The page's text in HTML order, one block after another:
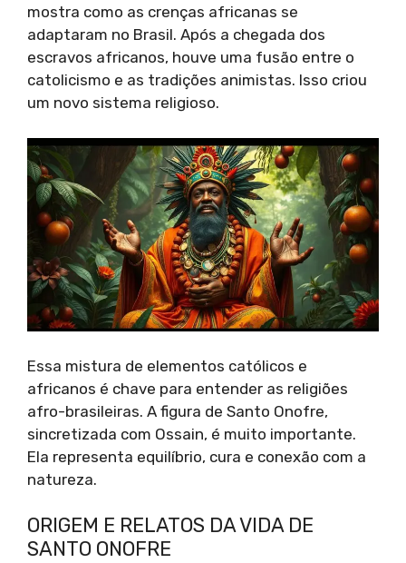
mostra como as crenças africanas se
adaptaram no Brasil. Após a chegada dos
escravos africanos, houve uma fusão entre o
catolicismo e as tradições animistas. Isso criou
um novo sistema religioso.
Essa mistura de elementos católicos e
africanos é chave para entender as religiões
afro-brasileiras. A figura de Santo Onofre,
sincretizada com Ossain, é muito importante.
Ela representa equilíbrio, cura e conexão com a
natureza.
ORIGEM E RELATOS DA VIDA DE
SANTO ONOFRE